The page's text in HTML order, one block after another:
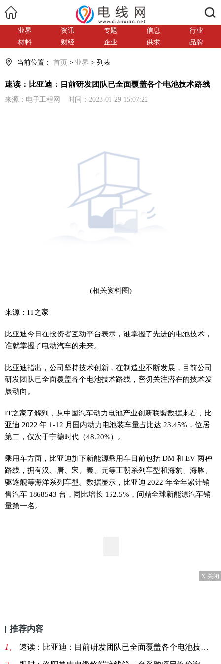
业界 资讯 专题 信息
行业
材料
财经 企业 供求 品牌
当前位置： 首页 > 业界 > 列表
速读：比亚迪：目前研发团队已全面覆盖各个电池技术路线
来源：电子工程网 时间：2023-01-29 15:07:22
(相关资料图)
来源：IT之家
比亚迪今日在投资者互动平台表示，谁掌握了先进的电池技术，
谁就掌握了电动汽车的未来。
比亚迪指出，公司坚持技术创新，在制造业不断发展，目前公司
研发团队已全面覆盖各个电池技术路线，密切关注潜在的技术发
展动向。
IT之家了解到，从中国汽车动力电池产业创新联盟数据来看，比
亚迪 2022 年 1-12 月国内动力电池装车量占比达 23.45%，位居
第二，仅次于宁德时代（48.20%）。
乘用车方面，比亚迪旗下新能源乘用车目前包括 DM 和 EV 两种
路线，拥有汉、唐、宋、秦、元等王朝系列车型和海豹、海豚、
驱逐舰等海洋系列车型。数据显示，比亚迪 2022 年全年累计销
售汽车 1868543 台，同比增长 152.5%，问鼎全球新能源汽车销
量第一名。
X 关闭
推荐内容
1、 速读：比亚迪：目前研发团队已全面覆盖各个电池技术路线